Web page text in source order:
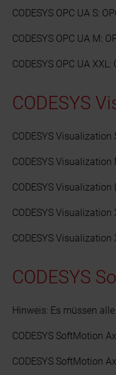
CODESYS OPC UA S:
CODESYS OPC UA M:
CODESYS OPC UA
CODESYS
CODESYS
CODESYS
CODESYS
CODESYS
CODESYS
CODESYS
Hinweis: Es müssen
CODESYS SoftMotion
CODESYS SoftMotion